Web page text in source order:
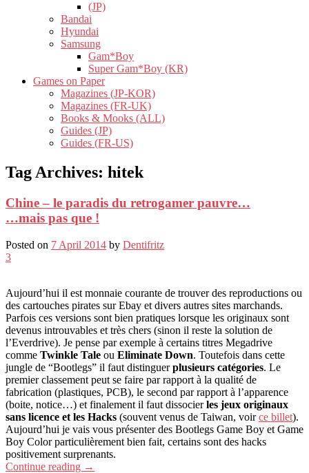
(JP)
Bandai
Hyundai
Samsung
Gam*Boy
Super Gam*Boy (KR)
Games on Paper
Magazines (JP-KOR)
Magazines (FR-UK)
Books & Mooks (ALL)
Guides (JP)
Guides (FR-US)
Tag Archives: hitek
Chine – le paradis du retrogamer pauvre…
…mais pas que !
Posted on 7 April 2014 by Dentifritz
3
Aujourd’hui il est monnaie courante de trouver des reproductions ou
des cartouches pirates sur Ebay et divers autres sites marchands.
Parfois ces versions sont bien pratiques lorsque les originaux sont
devenus introuvables et très chers (sinon il reste la solution de
l’Everdrive). Je pense par exemple à certains titres Megadrive
comme Twinkle Tale ou Eliminate Down. Toutefois dans cette
jungle de “Bootlegs” il faut distinguerplusieurs catégories. Le
premier classement peut se faire par rapport à la qualité de
fabrication (plastiques, PCB), le second par rapport à l’apparence
(boite, notice…) et finalement il faut dissocierles jeux originaux
sans licence et les Hacks (souvent venus de Taiwan, voirce billet).
Aujourd’hui je vais vous présenter des Bootlegs Game Boy et Game
Boy Color particulièrement bien fait, certains sont des hacks
positivement surprenants.
Continue reading →